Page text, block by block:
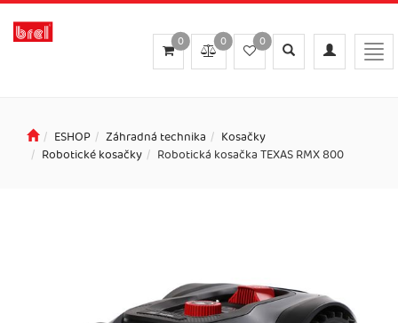
Toggle
navigation
Toggle
search
0
0
0
ESHOP Záhradná technika
Kosačky
Robotické kosačky
Robotická kosačka TEXAS RMX 800